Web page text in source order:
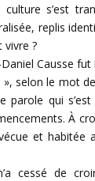
s’est
replis
vivre ?
Causse fut
selon le mot
parole qui
À
et habitée
cessé de